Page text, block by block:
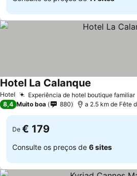
Hotel Experiência de hotel boutique familiar
Hotel La Calanque
8,4 Muito boa 880 a 2.5 km de Fête
De € 179
Consulte os preços de 6 sites